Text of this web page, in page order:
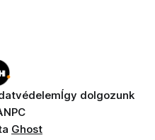
Így dolgozunk
Ghost